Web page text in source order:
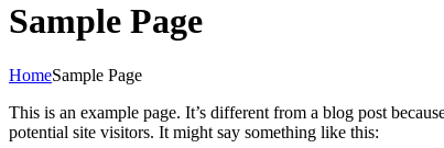
Sample Page
HomeSample Page
This is an example page. It’s different from a blog post
potential site visitors. It might say something like this: